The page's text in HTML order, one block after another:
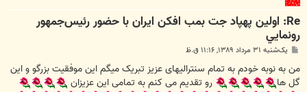
Re: اولين پهپاد جت بمب افكن ايران با حضور رئيس‌جمهور
رونمايي
پ
ت
یک‌شنبه ۳۱ مرداد ۱۳۸۹, ۱۱:۱۶ ق.ظ
من به نوبه خودم به تمام سنترالیهای عزیز تبریک میگم این موفقیت بزرگو و این
گل ها
رو تقدیم می کنم به تمامی این عزیزان